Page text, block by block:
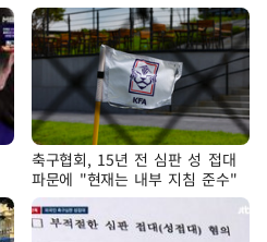
축구협회, 15년 전 심판 성 접대
파문에 "현재는 내부 지침 준수"